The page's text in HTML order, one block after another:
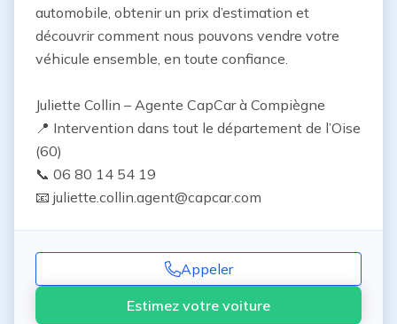
automobile, obtenir un prix d’estimation et
découvrir comment nous pouvons vendre votre
véhicule ensemble, en toute confiance.
Juliette Collin – Agente CapCar à Compiègne
📍 Intervention dans tout le département de l’Oise
(60)
📞 06 80 14 54 19
📧 juliette.collin.agent@capcar.com
Appeler
Estimez votre voiture